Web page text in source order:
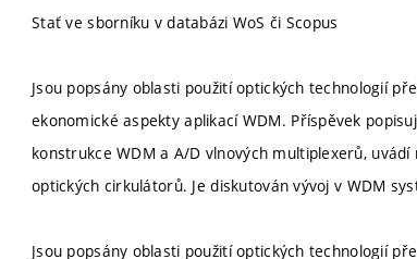
Stať ve sborníku v databázi WoS či Scopus
Jsou popsány oblasti použití optických technologií
ekonomické aspekty aplikací WDM. Příspěvek
konstrukce WDM a A/D vlnových multiplexerů,
optických cirkulátorů. Je diskutován vývoj v WDM
Jsou popsány oblasti použití optických technologií